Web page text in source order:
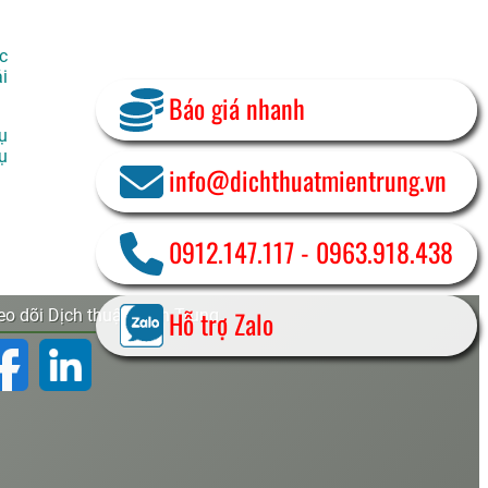
dõi Dịch thuật Miền Trung
Báo giá nhanh
info@dichthuatmientrung.vn
0912.147.117- 0963.918.438
Hỗ trợ Zalo